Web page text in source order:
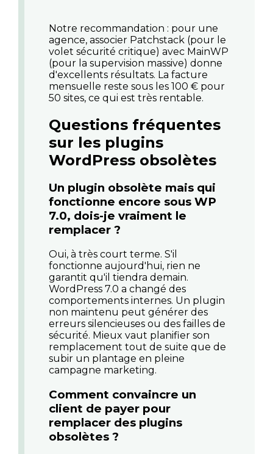
Notre recommandation : pour une
agence, associer Patchstack (pour le
volet sécurité critique) avec MainWP
(pour la supervision massive) donne
d'excellents résultats. La facture
mensuelle reste sous les 100 € pour
50 sites, ce qui est très rentable.
Questions fréquentes
sur les plugins
WordPress obsolètes
Un plugin obsolète mais qui
fonctionne encore sous WP
7.0, dois-je vraiment le
remplacer ?
Oui, à très court terme. S'il
fonctionne aujourd'hui, rien ne
garantit qu'il tiendra demain.
WordPress 7.0 a changé des
comportements internes. Un plugin
non maintenu peut générer des
erreurs silencieuses ou des failles de
sécurité. Mieux vaut planifier son
remplacement tout de suite que de
subir un plantage en pleine
campagne marketing.
Comment convaincre un
client de payer pour
remplacer des plugins
obsolètes ?